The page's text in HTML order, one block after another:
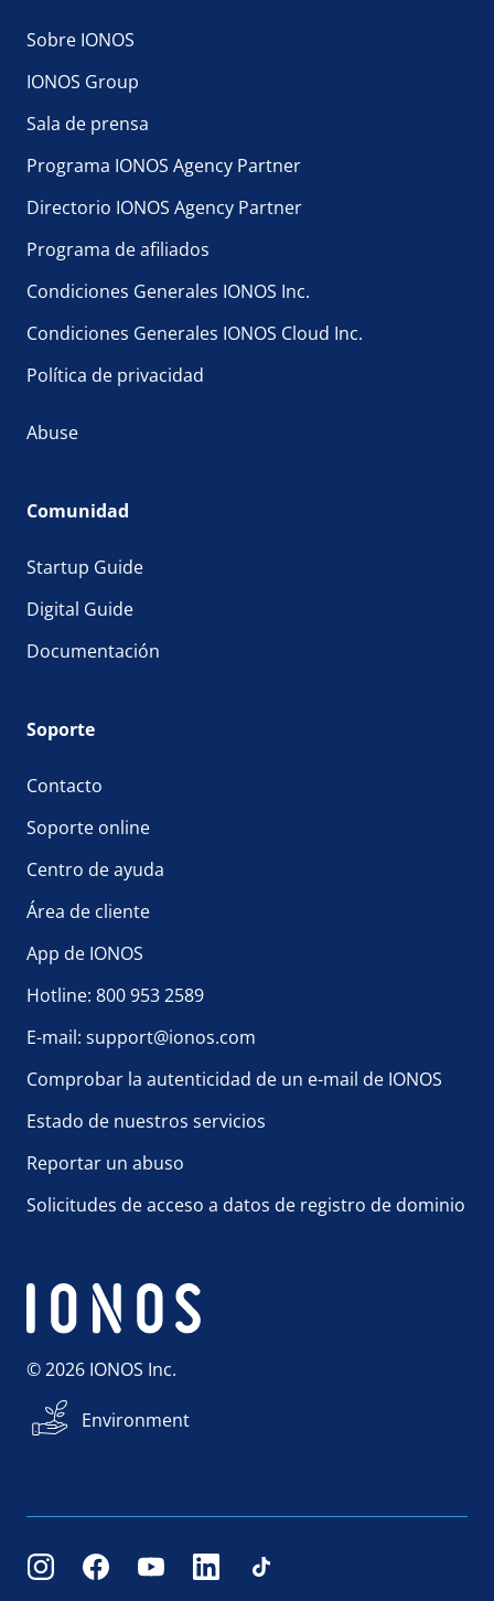
Sobre IONOS
IONOS Group
Sala de prensa
Programa IONOS Agency Partner
Directorio IONOS Agency Partner
Programa de afiliados
Condiciones Generales IONOS Inc.
Condiciones Generales IONOS Cloud Inc.
Política de privacidad
Abuse
Comunidad
Startup Guide
Digital Guide
Documentación
Soporte
Contacto
Soporte online
Centro de ayuda
Área de cliente
App de IONOS
Hotline: 800 953 2589
E-mail: support@ionos.com
Comprobar la autenticidad de un e-mail de IONOS
Estado de nuestros servicios
Reportar un abuso
Solicitudes de acceso a datos de registro de dominio
© 2026 IONOS Inc.
Environment